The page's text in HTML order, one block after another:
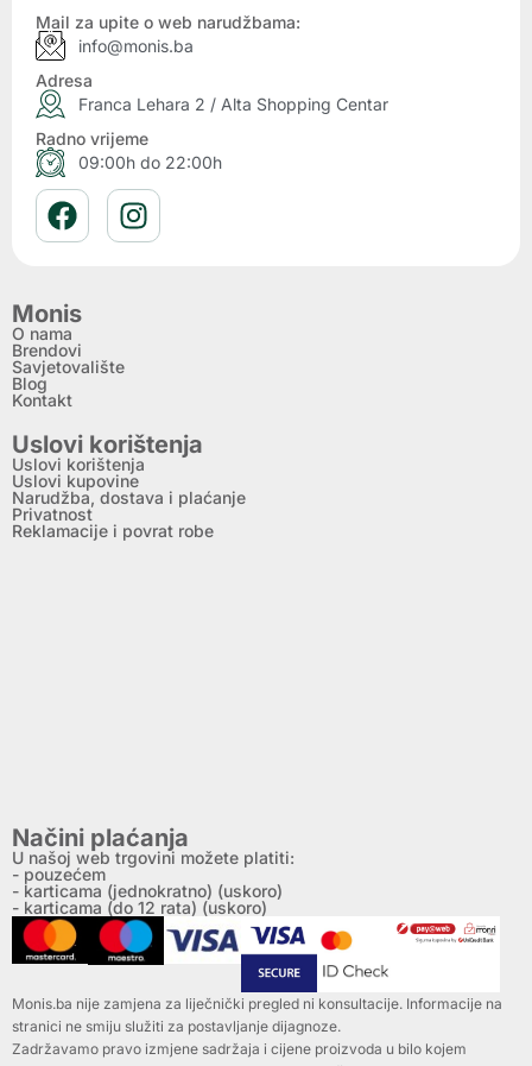
Mail za upite o web narudžbama:
info@monis.ba
Adresa
Franca Lehara 2 / Alta Shopping Centar
Radno vrijeme
09:00h do 22:00h
Monis
O nama
Brendovi
Savjetovalište
Blog
Kontakt
Uslovi korištenja
Uslovi korištenja
Uslovi kupovine
Narudžba, dostava i plaćanje
Privatnost
Reklamacije i povrat robe
Načini plaćanja
U našoj web trgovini možete platiti:
- pouzećem
- karticama (jednokratno) (uskoro)
- karticama (do 12 rata) (uskoro)
Monis.ba nije zamjena za liječnički pregled ni konsultacije. Informacije na
stranici ne smiju služiti za postavljanje dijagnoze.
Zadržavamo pravo izmjene sadržaja i cijene proizvoda u bilo kojem